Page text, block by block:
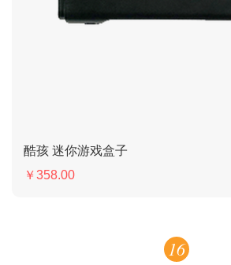
酷孩 迷你游戏盒子
￥358.00
16